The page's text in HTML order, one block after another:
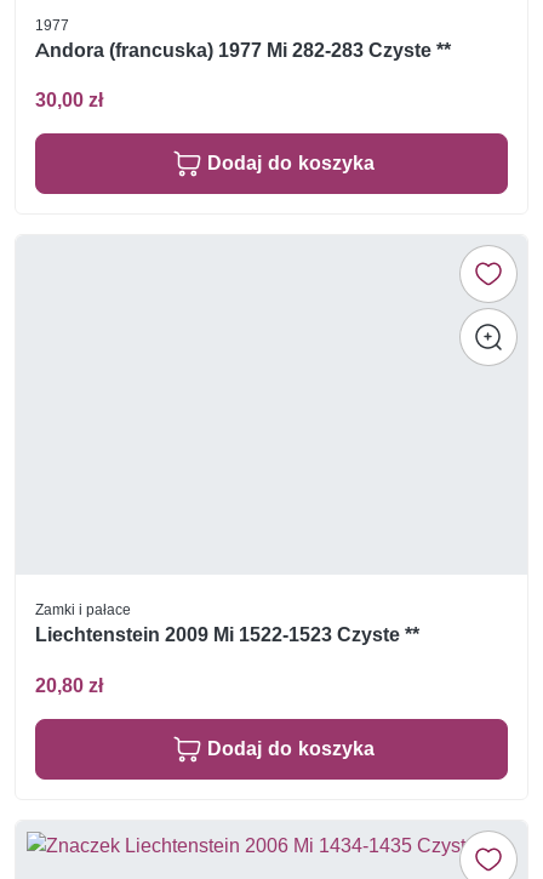
1977
Andora (francuska) 1977 Mi 282-283 Czyste **
30,00 zł
Dodaj do koszyka
Zamki i pałace
Liechtenstein 2009 Mi 1522-1523 Czyste **
20,80 zł
Dodaj do koszyka